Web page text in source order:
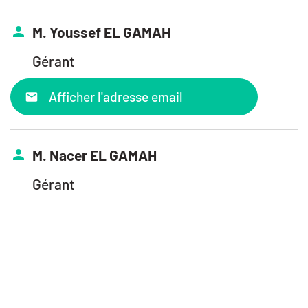
M. Youssef EL GAMAH
Gérant
Afficher l'adresse email
M. Nacer EL GAMAH
Gérant